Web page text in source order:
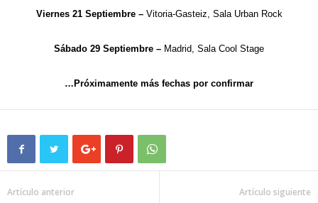
Viernes 21 Septiembre –Vitoria-Gasteiz, Sala Urban Rock
Sábado 29 Septiembre – Madrid, Sala Cool Stage
…Próximamente más fechas por confirmar
Artículo anterior Artículo siguiente